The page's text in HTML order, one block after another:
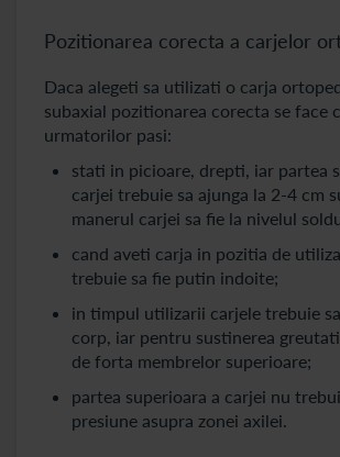
Pozitionarea corecta a carjelor
Daca alegeti sa utilizati o carja
subaxial pozitionarea corecta se face
urmatorilor pasi:
stati in picioare, drepti, iar partea
carjei trebuie sa ajunga la 2-4 cm
manerul carjei sa fie la nivelul
cand aveti carja in pozitia de
trebuie sa fie putin indoite;
in timpul utilizarii carjele trebuie
corp, iar pentru sustinerea
de forta membrelor superioare;
partea superioara a carjei nu
presiune asupra zonei axilei.